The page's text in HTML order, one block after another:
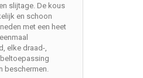
slijtage. De kous
en schoon
met een heet
elke draad-,
beschermen.